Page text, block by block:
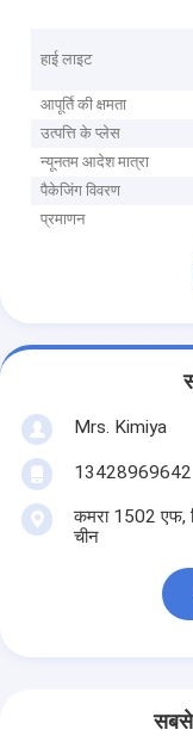
हाई लाइट
आपूर्ति की क्षमता
उत्पत्ति के प्लेस
न्यूनतम आदेश मात्रा
पैकेजिंग विवरण
प्रमाणन
Mrs. Kimiya
13428969642
कमरा 1502 एफ,
चीन
सबसे